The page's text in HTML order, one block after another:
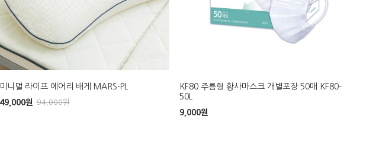
미니멀 라이프 에어리 배게 MARS-PL
49,000원 94,000원
KF80 주름형 황사마스크 개별포장 50매 KF80-
50L
9,000원